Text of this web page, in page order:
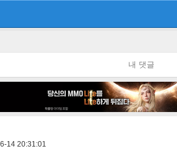
내 댓글
14 20:31:01